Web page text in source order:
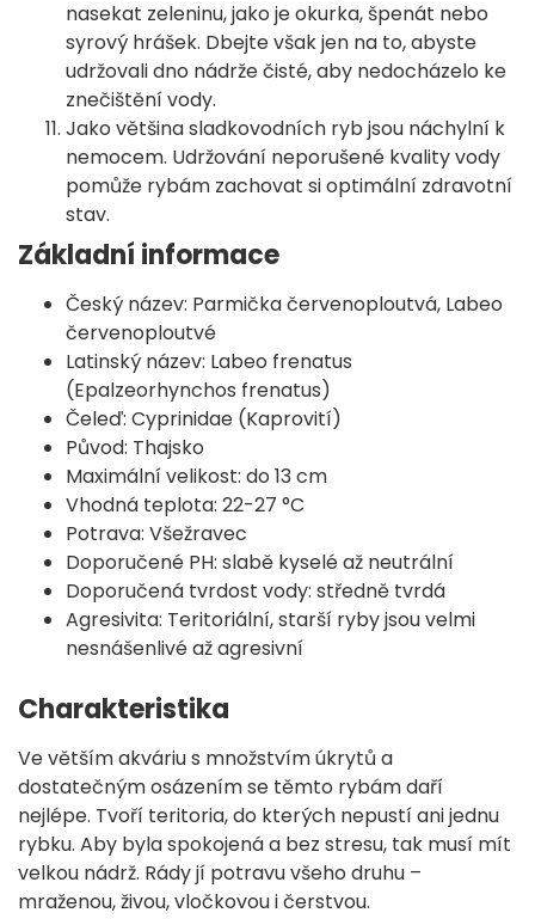
nasekat zeleninu, jako je okurka, špenát nebo
syrový hrášek. Dbejte však jen na to, abyste
udržovali dno nádrže čisté, aby nedocházelo ke
znečištění vody.
Jako většina sladkovodních ryb jsou náchylní k
nemocem. Udržování neporušené kvality vody
pomůže rybám zachovat si optimální zdravotní
stav.
Základní informace
Český název: Parmička červenoploutvá, Labeo
červenoploutvé
Latinský název: Labeo frenatus
(Epalzeorhynchos frenatus)
Čeleď: Cyprinidae (Kaprovití)
Původ: Thajsko
Maximální velikost: do 13 cm
Vhodná teplota: 22-27 °C
Potrava: Všežravec
Doporučené PH: slabě kyselé až neutrální
Doporučená tvrdost vody: středně tvrdá
Agresivita: Teritoriální, starší ryby jsou velmi
nesnášenlivé až agresivní
Charakteristika
Ve větším akváriu s množstvím úkrytů a
dostatečným osázením se těmto rybám daří
nejlépe. Tvoří teritoria, do kterých nepustí ani jednu
rybku. Aby byla spokojená a bez stresu, tak musí mít
velkou nádrž. Rády jí potravu všeho druhu –
mraženou, živou, vločkovou i čerstvou.